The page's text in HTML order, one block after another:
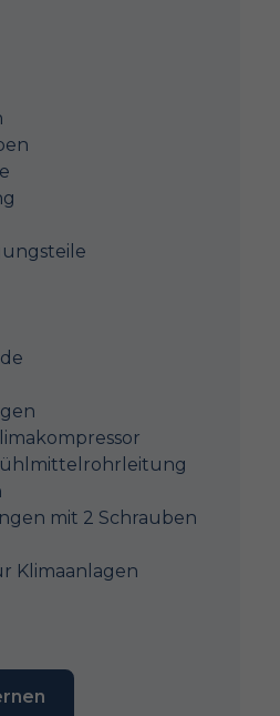
mit 2 Schrauben
Klimaanlagen